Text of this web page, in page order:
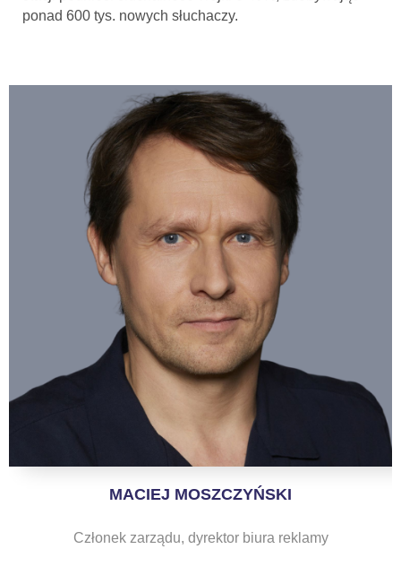
ponad 600 tys. nowych słuchaczy.
MACIEJ MOSZCZYŃSKI
Członek zarządu, dyrektor biura reklamy